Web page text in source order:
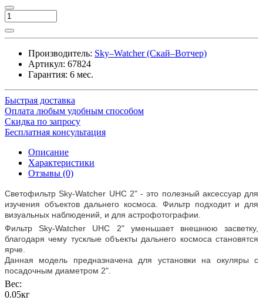
Производитель: Sky–Watcher (Скай–Вотчер)
Артикул: 67824
Гарантия: 6 мес.
Быстрая доставка
Оплата любым удобным способом
Скидка по запросу
Бесплатная консультация
Описание
Характеристики
Отзывы (0)
Светофильтр Sky-Watcher UHC 2" - это полезный аксессуар для
изучения объектов дальнего космоса. Фильтр подходит и для
визуальных наблюдений, и для астрофотографии.
Фильтр Sky-Watcher UHC 2" уменьшает внешнюю засветку,
благодаря чему тусклые объекты дальнего космоса становятся
ярче.
Данная модель предназначена для установки на окуляры с
посадочным диаметром 2".
Вес:
0.05кг